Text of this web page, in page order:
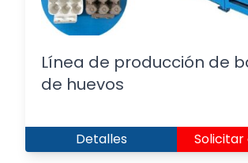
Línea de producción de
de huevos
Detalles